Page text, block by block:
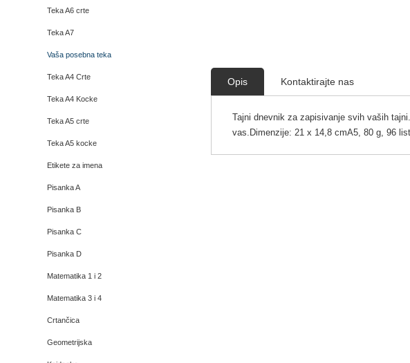
Opis Kontaktirajte nas
Tajni dnevnik za zapisivanje svih vaših
vas.Dimenzije: 21 x 14,8 cmA5, 80 g, 96
Teka A6 crte
Teka A7
Vaša posebna teka
Teka A4 Crte
Teka A4 Kocke
Teka A5 crte
Teka A5 kocke
Etikete za imena
Pisanka A
Pisanka B
Pisanka C
Pisanka D
Matematika 1 i 2
Matematika 3 i 4
Crtančica
Geometrijska